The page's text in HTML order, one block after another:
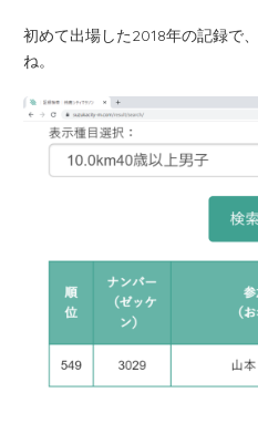
初めて出場した2018年の記録で
ね。